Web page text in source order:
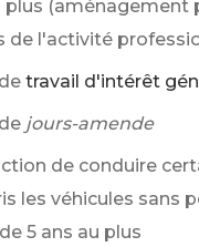
plus (aménagement
de l'activité
travail d'intérêt
jours-amende
de conduire
les véhicules sans
5 ans au plus